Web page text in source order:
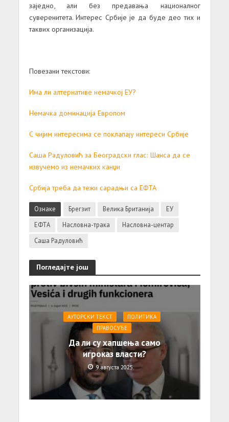
заједно, али без предавања националног
суверенитета. Интерес Србије је да буде део тих и
таквих организација.
Повезани текстови:
Има ли алтернативе немачкој ЕУ?
Немачка доминација Европом
С чијим интересима се поклапају интереси Србије
Саша Радуловић за Београдски глас: Шанса да се
извучемо из немачких канџи
Србија треба да тежи сарадњи са ЕФТА
Ознаке Брегзит Велика Британија
ЕУ
ЕФТА
Насловна-трака
Насловна-центар
Саша Радуловић
Погледајте још
АУТОРСКИ ТЕКСТ
ПОЛИТИКА
ПРАВОСУЂЕ
Да ли су хапшења само
игроказ власти?
9. августа 2025.